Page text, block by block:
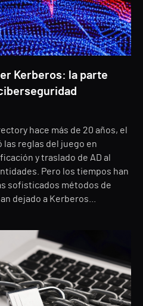
Kerberos: la parte
hace más de 20 años, el
reglas del juego en
y traslado de AD al
Pero los tiempos han
sofisticados métodos de
dejado a Kerberos...